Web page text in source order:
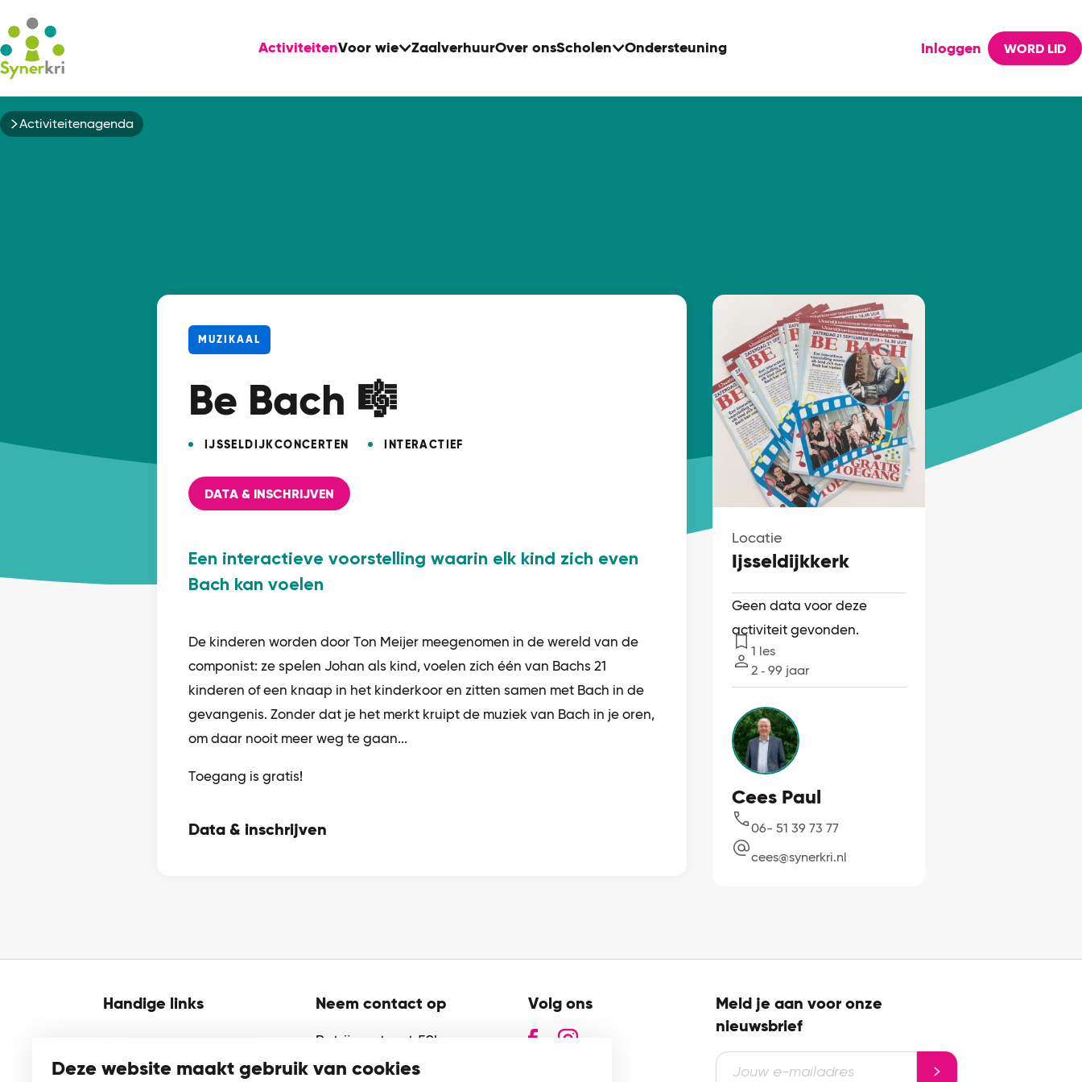
Deze website maakt gebruik van cookies
ActiviteitenVoor wie ZaalverhuurOver onsScholen Ondersteuning Inloggen WORD LID
Kruimelpad
Activiteitenagenda
MUZIKAAL
Be Bach 🎼
IJSSELDIJKCONCERTEN INTERACTIEF
DATA & INSCHRIJVEN
Een interactieve voorstelling waarin elk kind zich even
Bach kan voelen
De kinderen worden door Ton Meijer meegenomen in de wereld van de
componist: ze spelen Johan als kind, voelen zich één van Bachs 21
kinderen of een knaap in het kinderkoor en zitten samen met Bach in de
gevangenis. Zonder dat je het merkt kruipt de muziek van Bach in je oren,
om daar nooit meer weg te gaan...
Toegang is gratis!
Data & inschrijven
Locatie
Ijsseldijkkerk
Geen data voor deze
activiteit gevonden.
Lessen
1 les
Leeftijd
2 ‐ 99 jaar
Cees Paul
06- 51 39 73 77
cees@synerkri.nl
Handige links
Cultuurmenu
Neem contact op
Patrijzenstraat 59b
2922 GN
Volg ons
Meld je aan voor onze
nieuwsbrief